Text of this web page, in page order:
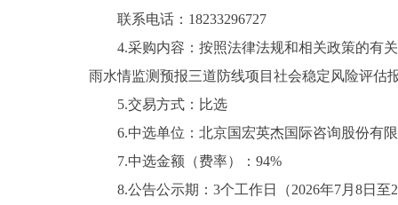
联系电话：18233296727
4.采购内容：按照法律法规和相关政策的有
雨水情监测预报三道防线项目社会稳定风险评估
5.交易方式：比选
6.中选单位：北京国宏英杰国际咨询股份有
7.中选金额（费率）：94%
8.公告公示期：3个工作日（2026年7月8日至